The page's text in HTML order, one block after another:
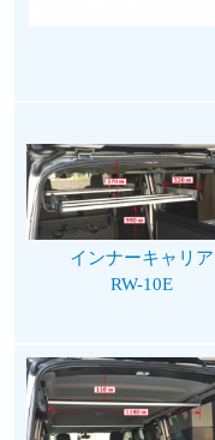
インナーキャリア
RW-10E